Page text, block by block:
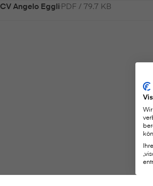
CV Angelo Eggli PDF / 79.7 KB